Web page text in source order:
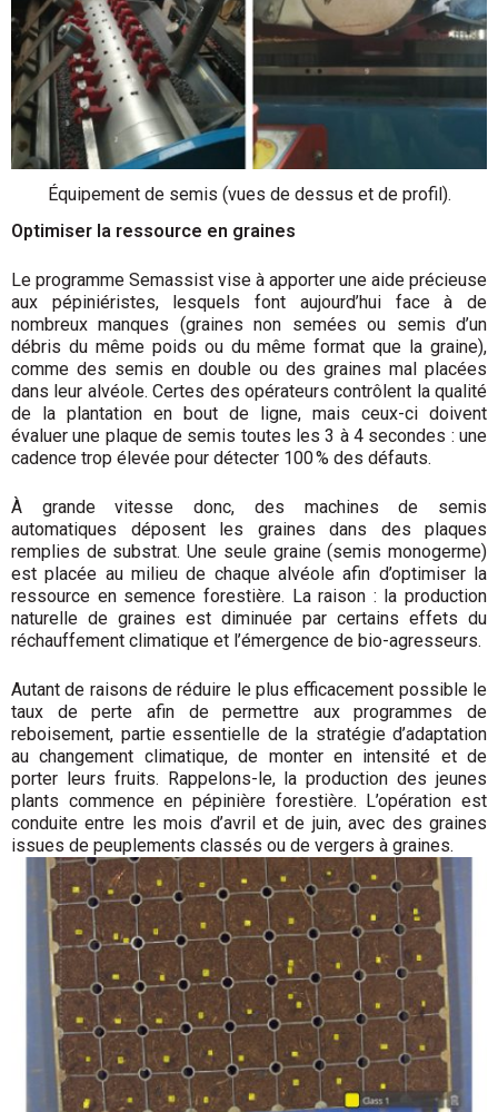
Équipement de semis (vues de dessus et de profil).
Optimiser la ressource en graines
Le programme Semassist vise à apporter une aide précieuse
aux pépiniéristes, lesquels font aujourd’hui face à de
nombreux manques (graines non semées ou semis d’un
débris du même poids ou du même format que la graine),
comme des semis en double ou des graines mal placées
dans leur alvéole. Certes des opérateurs contrôlent la qualité
de la plantation en bout de ligne, mais ceux-ci doivent
évaluer une plaque de semis toutes les 3 à 4 secondes : une
cadence trop élevée pour détecter 100 % des défauts.
À grande vitesse donc, des machines de semis
automatiques déposent les graines dans des plaques
remplies de substrat. Une seule graine (semis monogerme)
est placée au milieu de chaque alvéole afin d’optimiser la
ressource en semence forestière. La raison : la production
naturelle de graines est diminuée par certains effets du
réchauffement climatique et l’émergence de bio-agresseurs.
Autant de raisons de réduire le plus efficacement possible le
taux de perte afin de permettre aux programmes de
reboisement, partie essentielle de la stratégie d’adaptation
au changement climatique, de monter en intensité et de
porter leurs fruits. Rappelons-le, la production des jeunes
plants commence en pépinière forestière. L’opération est
conduite entre les mois d’avril et de juin, avec des graines
issues de peuplements classés ou de vergers à graines.